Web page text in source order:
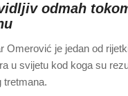
odmah
Omerović je jedan od
u svijetu kod koga su
tretmana.